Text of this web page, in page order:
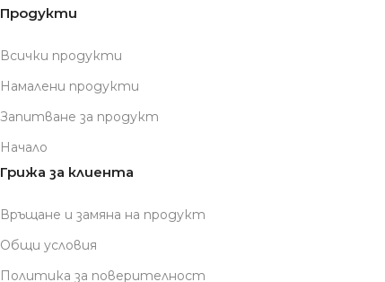
Продукти
Всички продукти
Намалени продукти
Запитване за продукт
Начало
Грижа за клиента
Връщане и замяна на продукт
Общи условия
Политика за поверителност